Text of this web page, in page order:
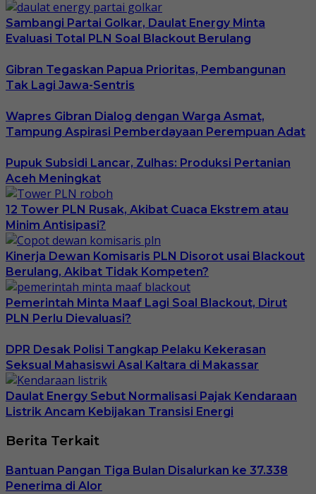
Sambangi Partai Golkar, Daulat Energy Minta
Evaluasi Total PLN Soal Blackout Berulang
Gibran Tegaskan Papua Prioritas, Pembangunan
Tak Lagi Jawa-Sentris
Wapres Gibran Dialog dengan Warga Asmat,
Tampung Aspirasi Pemberdayaan Perempuan Adat
Pupuk Subsidi Lancar, Zulhas: Produksi Pertanian
Aceh Meningkat
12 Tower PLN Rusak, Akibat Cuaca Ekstrem atau
Minim Antisipasi?
Kinerja Dewan Komisaris PLN Disorot usai Blackout
Berulang, Akibat Tidak Kompeten?
Pemerintah Minta Maaf Lagi Soal Blackout, Dirut
PLN Perlu Dievaluasi?
DPR Desak Polisi Tangkap Pelaku Kekerasan
Seksual Mahasiswi Asal Kaltara di Makassar
Daulat Energy Sebut Normalisasi Pajak Kendaraan
Listrik Ancam Kebijakan Transisi Energi
Berita Terkait
Bantuan Pangan Tiga Bulan Disalurkan ke 37.338
Penerima di Alor